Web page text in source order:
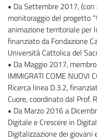
• Da Settembre 2017,
monitoraggio del progetto
animazione territoriale per
finanziato da Fondazione
Università Cattolica del
• Da Maggio 2017,
IMMIGRATI COME NUOVI
Ricerca linea D.3.2,
Cuore, coordinato dal Prof.
• Da Marzo 2016 a
Digitale e Crescere in
Digitalizzazione dei